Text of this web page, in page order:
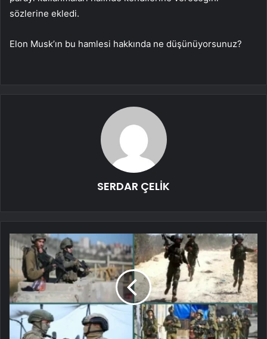
sözlerine ekledi.
Elon Musk’ın bu hamlesi hakkında ne düşünüyorsunuz?
SERDAR ÇELİK